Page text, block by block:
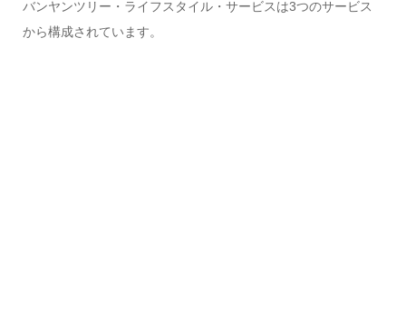
バンヤンツリー・ライフスタイル・サービスは3つのサービス
から構成されています。